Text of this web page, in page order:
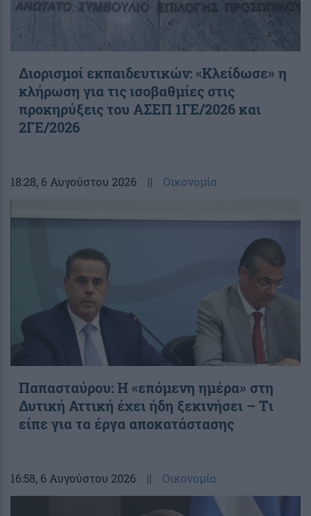
Διορισμοί εκπαιδευτικών: «Κλείδωσε» η
κλήρωση για τις ισοβαθμίες στις
προκηρύξεις του ΑΣΕΠ 1ΓΕ/2026 και
2ΓΕ/2026
18:28, 6 Αυγούστου 2026 || Οικονομία
Παπασταύρου: Η «επόμενη ημέρα» στη
Δυτική Αττική έχει ήδη ξεκινήσει – Tι
είπε για τα έργα αποκατάστασης
16:58, 6 Αυγούστου 2026 || Οικονομία